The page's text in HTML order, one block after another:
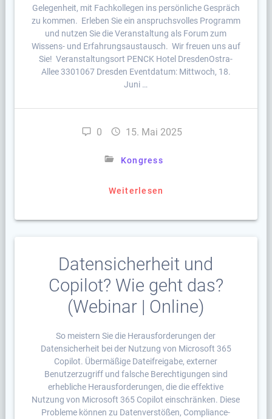
Gelegenheit, mit Fachkollegen ins persönliche Gespräch
zu kommen. Erleben Sie ein anspruchsvolles Programm
und nutzen Sie die Veranstaltung als Forum zum
Wissens- und Erfahrungsaustausch. Wir freuen uns auf
Sie! Veranstaltungsort PENCK Hotel DresdenOstra-
Allee 3301067 Dresden Eventdatum: Mittwoch, 18.
Juni …
0 15. Mai 2025
Kongress
Weiterlesen
Datensicherheit und
Copilot? Wie geht das?
(Webinar | Online)
So meistern Sie die Herausforderungen der
Datensicherheit bei der Nutzung von Microsoft 365
Copilot. Übermäßige Dateifreigabe, externer
Benutzerzugriff und falsche Berechtigungen sind
erhebliche Herausforderungen, die die effektive
Nutzung von Microsoft 365 Copilot einschränken. Diese
Probleme können zu Datenverstößen, Compliance-